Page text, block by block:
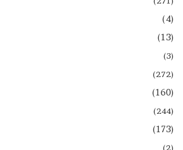
(4)
(13)
(3)
(272)
(160)
(244)
(173)
(2)